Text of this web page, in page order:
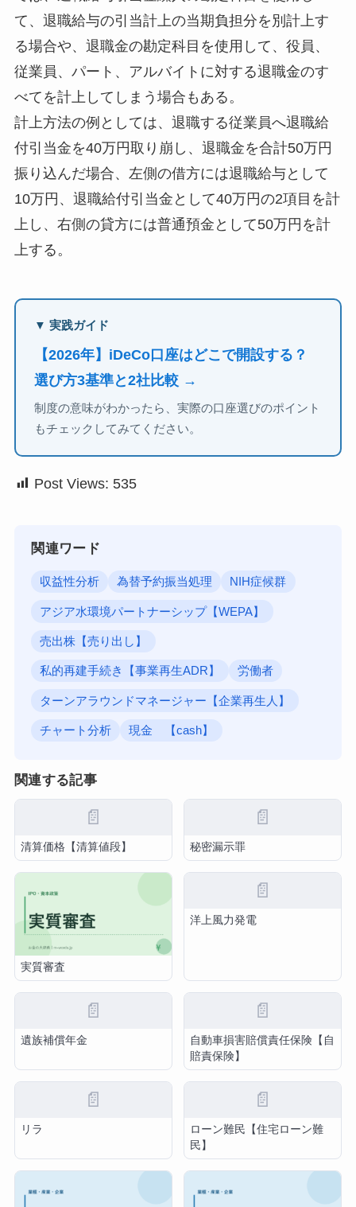
て、退職給与の引当計上の当期負担分を別計上す
る場合や、退職金の勘定科目を使用して、役員、
従業員、パート、アルバイトに対する退職金のす
べてを計上してしまう場合もある。
計上方法の例としては、退職する従業員へ退職給
付引当金を40万円取り崩し、退職金を合計50万円
振り込んだ場合、左側の借方には退職給与として
10万円、退職給付引当金として40万円の2項目を計
上し、右側の貸方には普通預金として50万円を計
上する。
▼ 実践ガイド
【2026年】iDeCo口座はどこで開設する？
選び方3基準と2社比較 →
制度の意味がわかったら、実際の口座選びのポイント
もチェックしてみてください。
Post Views: 535
関連ワード
収益性分析 為替予約振当処理 NIH症候群
アジア水環境パートナーシップ【WEPA】
売出株【売り出し】
私的再建手続き【事業再生ADR】 労働者
ターンアラウンドマネージャー【企業再生人】
チャート分析 現金 【cash】
関連する記事
📄
清算価格【清算値段】
📄
秘密漏示罪
実質審査
📄
洋上風力発電
📄
遺族補償年金
📄
自動車損害賠償責任保険【自
賠責保険】
📄
リラ
📄
ローン難民【住宅ローン難
民】